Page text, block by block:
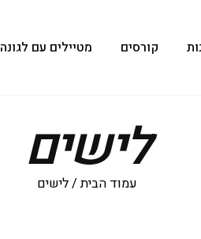
קורסים מטיילים עם לגונה
לישים
עמוד הבית/ לישים